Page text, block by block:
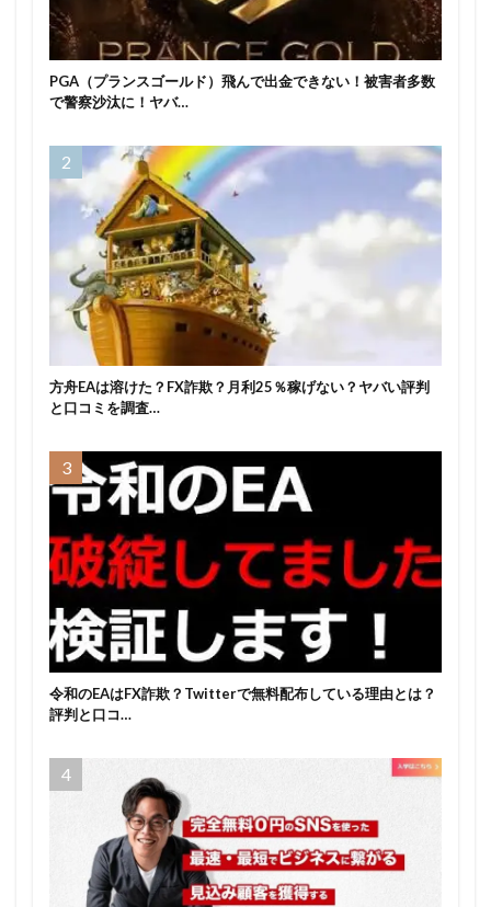
PGA（プランスゴールド）飛んで出金できない！被害者多数
で警察沙汰に！ヤバ…
方舟EAは溶けた？FX詐欺？月利25％稼げない？ヤバい評判
と口コミを調査…
令和のEAはFX詐欺？Twitterで無料配布している理由とは？
評判と口コ…